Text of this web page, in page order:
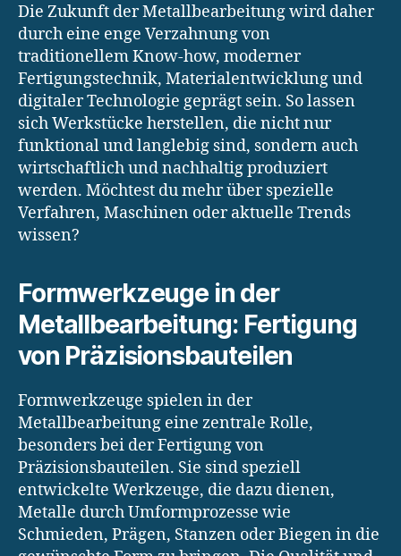
Die Zukunft der Metallbearbeitung wird daher
durch eine enge Verzahnung von
traditionellem Know-how, moderner
Fertigungstechnik, Materialentwicklung und
digitaler Technologie geprägt sein. So lassen
sich Werkstücke herstellen, die nicht nur
funktional und langlebig sind, sondern auch
wirtschaftlich und nachhaltig produziert
werden. Möchtest du mehr über spezielle
Verfahren, Maschinen oder aktuelle Trends
wissen?
Formwerkzeuge in der
Metallbearbeitung: Fertigung
von Präzisionsbauteilen
Formwerkzeuge spielen in der
Metallbearbeitung eine zentrale Rolle,
besonders bei der Fertigung von
Präzisionsbauteilen. Sie sind speziell
entwickelte Werkzeuge, die dazu dienen,
Metalle durch Umformprozesse wie
Schmieden, Prägen, Stanzen oder Biegen in die